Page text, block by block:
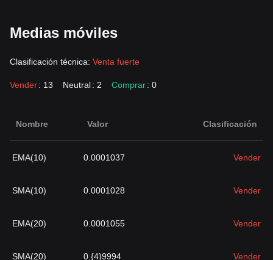
Medias móviles
Clasificación técnica: Venta fuerte
Vender: 13 Neutral: 2 Comprar: 0
Nombre Valor Clasificación
EMA(10) 0.0001037 Vender
SMA(10) 0.0001028 Vender
EMA(20) 0.0001055 Vender
SMA(20) 0.{4}9994 Vender